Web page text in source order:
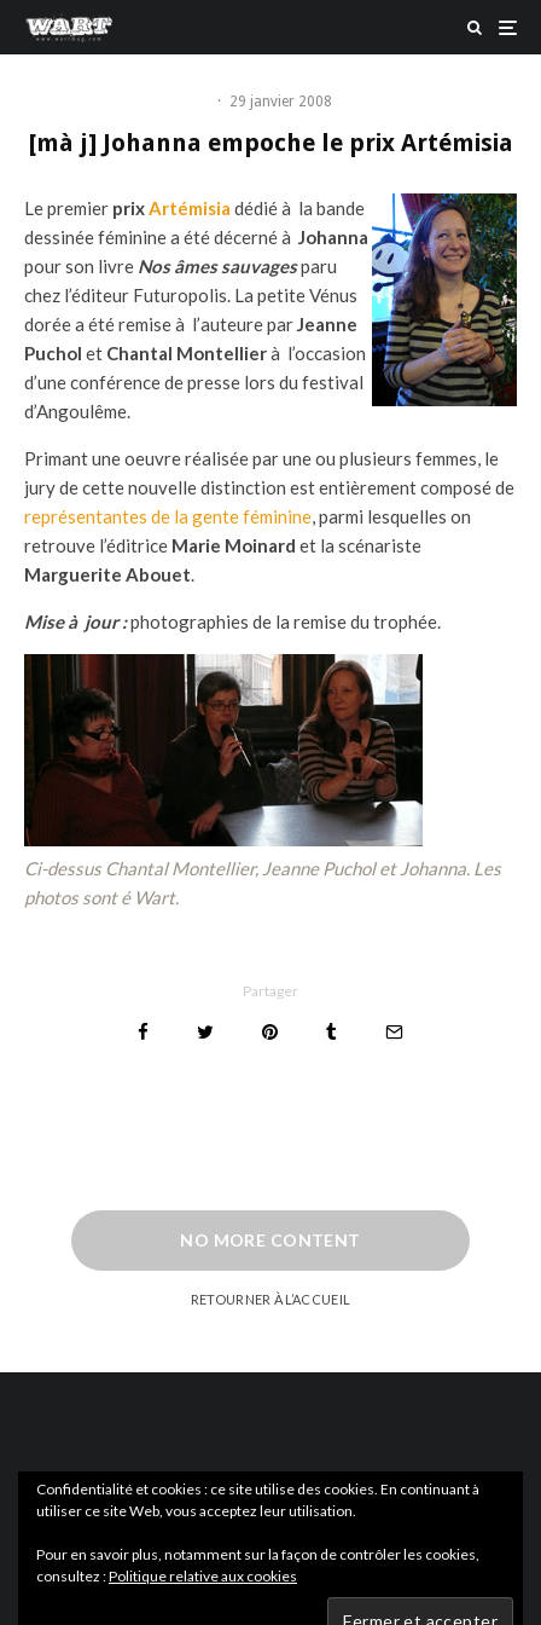
· 29 janvier 2008
[mà j] Johanna empoche le prix Artémisia
Le premier prixArtémisia dédié à la bande
dessinée féminine a été décerné à Johanna
pour son livre Nos âmes sauvagesparu
chez l’éditeur Futuropolis. La petite Vénus
dorée a été remise à l’auteure parJeanne
Puchol et Chantal Montellierà l’occasion
d’une conférence de presse lors du festival
d’Angoulême.
Primant une oeuvre réalisée par une ou plusieurs femmes, le
jury de cette nouvelle distinction est entièrement composé de
représentantes de la gente féminine, parmi lesquelles on
retrouve l’éditrice Marie Moinard et la scénariste
Marguerite Abouet.
Mise à jour :photographies de la remise du trophée.
Ci-dessus Chantal Montellier, Jeanne Puchol et Johanna. Les
photos sont é Wart.
Partager
NO MORE CONTENT
RETOURNER À L’ACCUEIL
Confidentialité et cookies : ce site utilise des cookies. En continuant à
utiliser ce site Web, vous acceptez leur utilisation.
Pour en savoir plus, notamment sur la façon de contrôler les cookies,
consultez :Politique relative aux cookies